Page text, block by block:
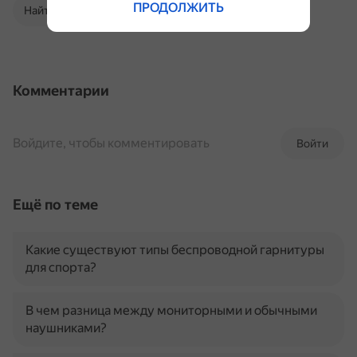
Найти в Поиске
Комментарии
Войти
Войдите, чтобы комментировать
Ещё по теме
Какие существуют типы беспроводной гарнитуры
для спорта?
В чем разница между мониторными и обычными
наушниками?
ПРОДОЛЖИТЬ